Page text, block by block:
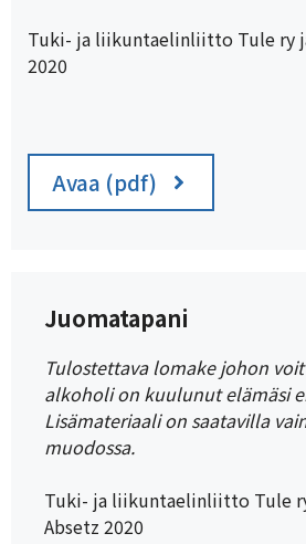
Tuki- ja liikuntaelinliitto Tule ry
2020
Avaa (pdf)
Juomatapani
Tulostettava lomake johon
alkoholi on kuulunut elämäsi
Lisämateriaali on saatavilla
muodossa.
Tuki- ja liikuntaelinliitto Tule
Absetz 2020